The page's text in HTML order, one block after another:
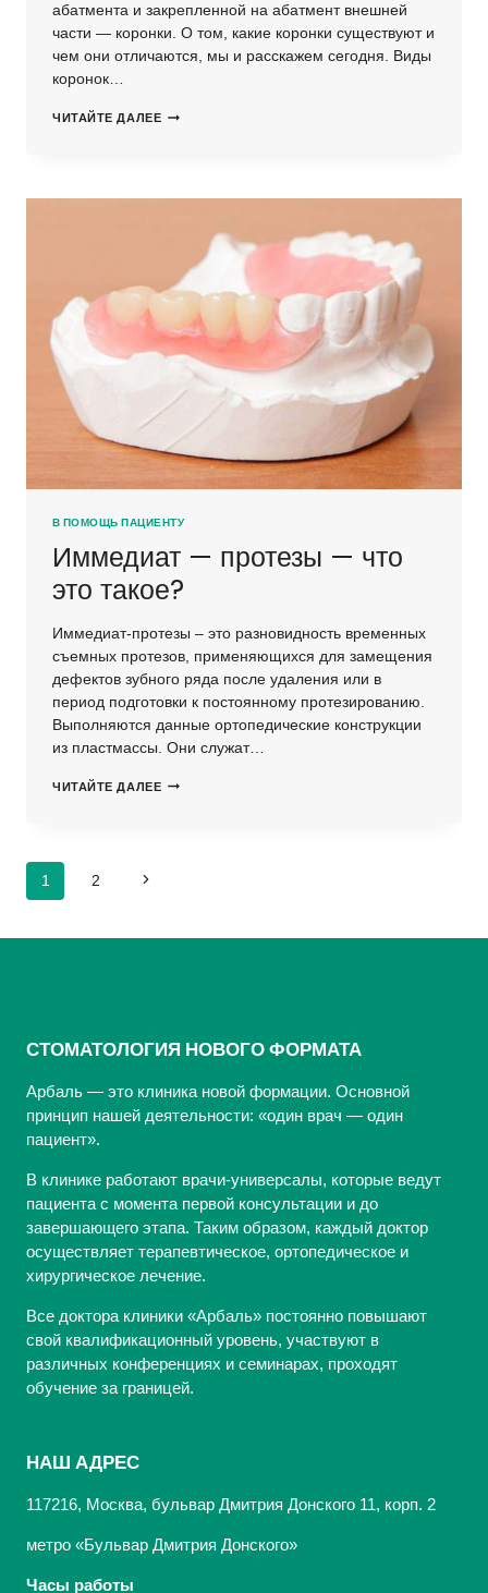
абатмента и закрепленной на абатмент внешней
части — коронки. О том, какие коронки существуют и
чем они отличаются, мы и расскажем сегодня. Виды
коронок…
ЧИТАЙТЕ ДАЛЕЕ КОРОНКИ
В ПОМОЩЬ ПАЦИЕНТУ
Иммедиат — протезы — что
это такое?
Иммедиат-протезы – это разновидность временных
съемных протезов, применяющихся для замещения
дефектов зубного ряда после удаления или в
период подготовки к постоянному протезированию.
Выполняются данные ортопедические конструкции
из пластмассы. Они служат…
ЧИТАЙТЕ ДАЛЕЕ ИММЕДИАТ
Навигация
по
страницам
1 2
Следующая
СТОМАТОЛОГИЯ НОВОГО ФОРМАТА
Арбаль — это клиника новой формации. Основной
принцип нашей деятельности: «один врач — один
пациент».
В клинике работают врачи-универсалы, которые ведут
пациента с момента первой консультации и до
завершающего этапа. Таким образом, каждый доктор
осуществляет терапевтическое, ортопедическое и
хирургическое лечение.
Все доктора клиники «Арбаль» постоянно повышают
свой квалификационный уровень, участвуют в
различных конференциях и семинарах, проходят
обучение за границей.
НАШ АДРЕС
117216, Москва, бульвар Дмитрия Донского 11, корп. 2
метро «Бульвар Дмитрия Донского»
Часы работы